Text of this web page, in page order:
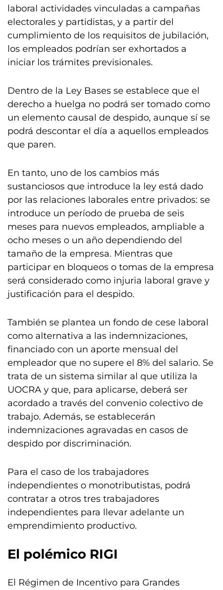
laboral actividades vinculadas a campañas
electorales y partidistas, y a partir del
cumplimiento de los requisitos de jubilación,
los empleados podrían ser exhortados a
iniciar los trámites previsionales.
Dentro de la Ley Bases se establece que el
derecho a huelga no podrá ser tomado como
un elemento causal de despido, aunque sí se
podrá descontar el día a aquellos empleados
que paren.
En tanto, uno de los cambios más
sustanciosos que introduce la ley está dado
por las relaciones laborales entre privados: se
introduce un período de prueba de seis
meses para nuevos empleados, ampliable a
ocho meses o un año dependiendo del
tamaño de la empresa. Mientras que
participar en bloqueos o tomas de la empresa
será considerado como injuria laboral grave y
justificación para el despido.
También se plantea un fondo de cese laboral
como alternativa a las indemnizaciones,
financiado con un aporte mensual del
empleador que no supere el 8% del salario. Se
trata de un sistema similar al que utiliza la
UOCRA y que, para aplicarse, deberá ser
acordado a través del convenio colectivo de
trabajo. Además, se establecerán
indemnizaciones agravadas en casos de
despido por discriminación.
Para el caso de los trabajadores
independientes o monotributistas, podrá
contratar a otros tres trabajadores
independientes para llevar adelante un
emprendimiento productivo.
El polémico RIGI
El Régimen de Incentivo para Grandes